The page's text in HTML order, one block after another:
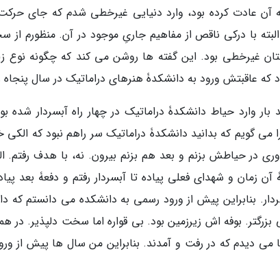
عادت کرده بود، وارد دنیایی غیرخطی شدم که جای
با درکی ناقص از مفاهیم جاریِ موجود در آن. منظورم
غیرخطی بود. این گفته ها روشن می کند که چگونه نوع
عاقبتش ورود به دانشکدۀ هنرهای دراماتیک در سال
بار وارد حیاط دانشکدۀ دراماتیک در چهار راه آبسردار شده
گویم که بدانید دانشکدۀ دراماتیک سر راهم نبود که
حیاطش بزنم و بعد هم بزنم بیرون. نه، با هدف رفتم.
آن زمان و شهدای فعلی پیاده تا آبسردار رفتم و دفعۀ بعد
بنابراین پیش از ورود رسمی به دانشکده می دانستم که
بوفه اش زیرزمین بود. بی قواره اما سخت دلپذیر. در
می دیدم که در رفت و آمدند. بنابراین من سال ها پیش